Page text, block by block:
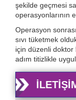
şekilde geçmesi
operasyonlarının
Operasyon
sıvı tüketmek
için düzenli
adım titizlikle